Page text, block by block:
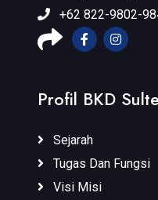
+62 822-9802-
Profil BKD
Sejarah
Tugas Dan Fungsi
Visi Misi